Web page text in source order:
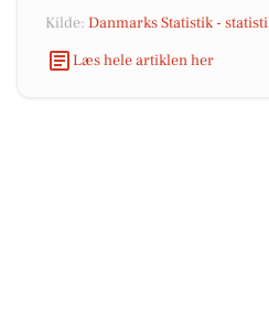
Kilde: Danmarks Statistik -
Læs hele artiklen her